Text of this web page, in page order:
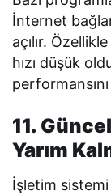
İnternet
açılır.
hızı düşük
11.
Yarım
İşletim